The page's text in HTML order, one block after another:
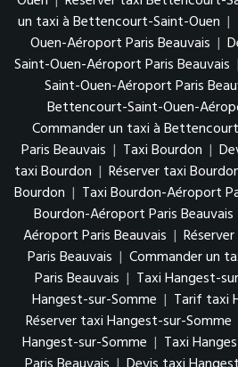
un taxi à Bettencourt-Saint-Ouen |
Ouen-Aéroport Paris Beauvais |
Saint-Ouen-Aéroport Paris Beauvais |
Saint-Ouen-Aéroport Paris
Bettencourt-Saint-Ouen-
Commander un taxi à
Paris Beauvais | Taxi Bourdon |
taxi Bourdon | Réserver taxi
Bourdon | Taxi Bourdon-Aéroport
Bourdon-Aéroport Paris Beauvais
Aéroport Paris Beauvais |
Paris Beauvais | Commander un
Paris Beauvais | Taxi Hangest-
Hangest-sur-Somme | Tarif taxi
Réserver taxi Hangest-sur-Somme
Hangest-sur-Somme | Taxi